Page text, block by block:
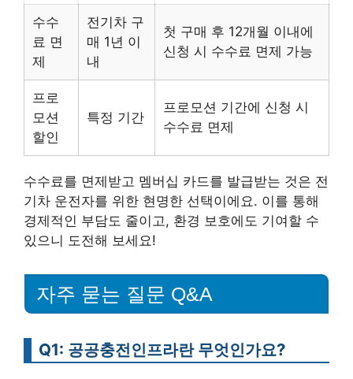
수수
료 면
제
전기차 구
매 1년 이
내
첫 구매 후 12개월 이내에
신청 시 수수료 면제 가능
프로
모션
할인
특정 기간
프로모션 기간에 신청 시
수수료 면제
수수료를 면제받고 멤버십 카드를 발급받는 것은 전
기차 운전자를 위한 현명한 선택이에요. 이를 통해
경제적인 부담도 줄이고, 환경 보호에도 기여할 수
있으니 도전해 보세요!
자주 묻는 질문 Q&A
Q1: 공공충전인프라란 무엇인가요?